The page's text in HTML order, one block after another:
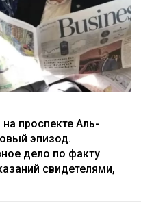
проспекте Аль-
эпизод.
дело по факту
свидетелями,